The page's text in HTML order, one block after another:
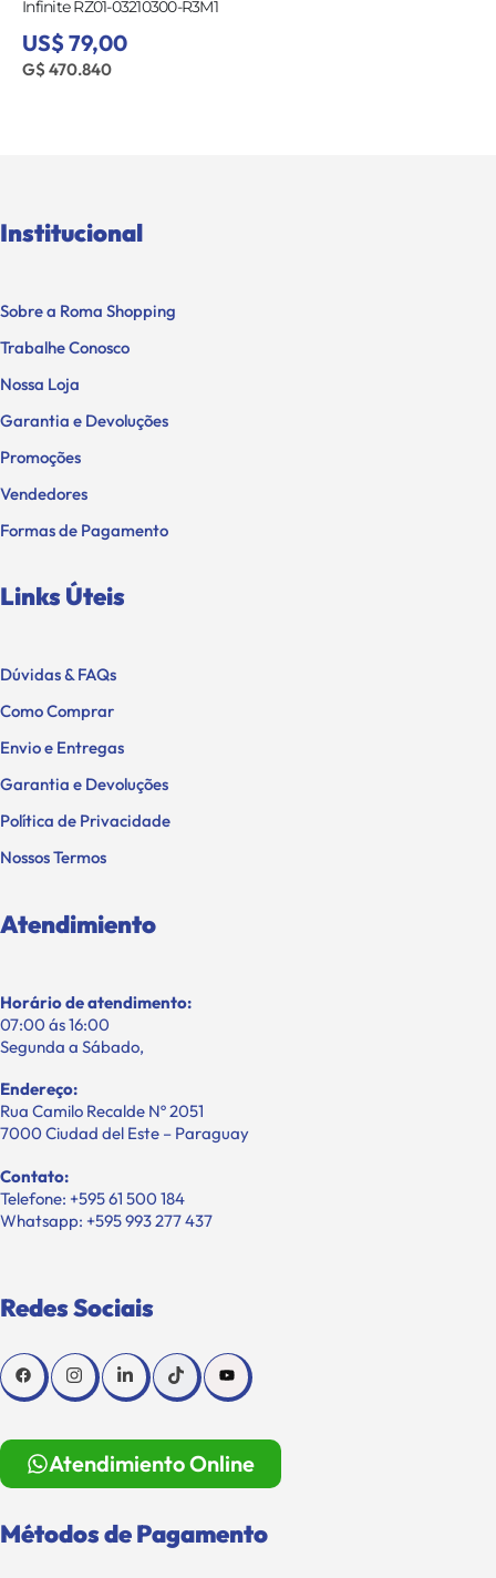
Infinite RZ01-03210300-R3M1
US$ 79,00
G$ 470.840
Institucional
Sobre a Roma Shopping
Trabalhe Conosco
Nossa Loja
Garantia e Devoluções
Promoções
Vendedores
Formas de Pagamento
Links Úteis
Dúvidas & FAQs
Como Comprar
Envio e Entregas
Garantia e Devoluções
Política de Privacidade
Nossos Termos
Atendimiento
Horário de atendimento:
07:00 ás 16:00
Segunda a Sábado,
Endereço:
Rua Camilo Recalde Nº 2051
7000 Ciudad del Este – Paraguay
Contato:
Telefone: +595 61 500 184
Whatsapp: +595 993 277 437
Redes Sociais
Atendimiento Online
Métodos de Pagamento